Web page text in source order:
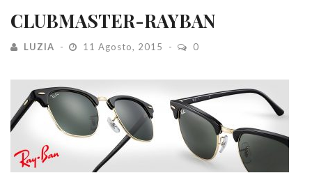
CLUBMASTER-RAYBAN
LUZIA 11 Agosto, 2015 0